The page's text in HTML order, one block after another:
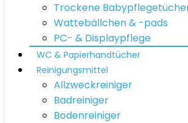
Trockene
Wattebällchen & -pads
PC- & Displaypflege
WC & Papierhandtücher
Reinigungsmittel
Allzweckreiniger
Badreiniger
Bodenreiniger